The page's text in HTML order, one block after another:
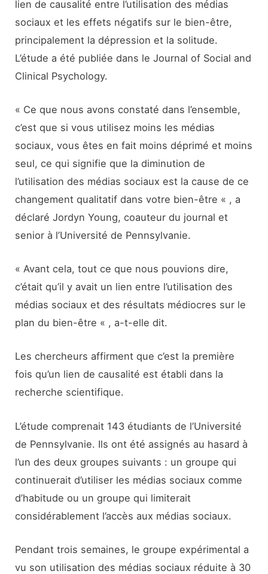
lien de causalité entre l’utilisation des médias
sociaux et les effets négatifs sur le bien-être,
principalement la dépression et la solitude.
L’étude a été publiée dans le Journal of Social and
Clinical Psychology.
« Ce que nous avons constaté dans l’ensemble,
c’est que si vous utilisez moins les médias
sociaux, vous êtes en fait moins déprimé et moins
seul, ce qui signifie que la diminution de
l’utilisation des médias sociaux est la cause de ce
changement qualitatif dans votre bien-être « , a
déclaré Jordyn Young, coauteur du journal et
senior à l’Université de Pennsylvanie.
« Avant cela, tout ce que nous pouvions dire,
c’était qu’il y avait un lien entre l’utilisation des
médias sociaux et des résultats médiocres sur le
plan du bien-être « , a-t-elle dit.
Les chercheurs affirment que c’est la première
fois qu’un lien de causalité est établi dans la
recherche scientifique.
L’étude comprenait 143 étudiants de l’Université
de Pennsylvanie. Ils ont été assignés au hasard à
l’un des deux groupes suivants : un groupe qui
continuerait d’utiliser les médias sociaux comme
d’habitude ou un groupe qui limiterait
considérablement l’accès aux médias sociaux.
Pendant trois semaines, le groupe expérimental a
vu son utilisation des médias sociaux réduite à 30